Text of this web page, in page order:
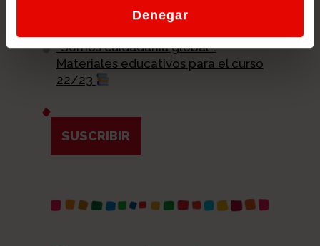
Denegar
La juventud retoma la Ciudadanía
"Somos cuidadanía global":
Materiales educativos para el curso
22/23
SUSCRIBIR